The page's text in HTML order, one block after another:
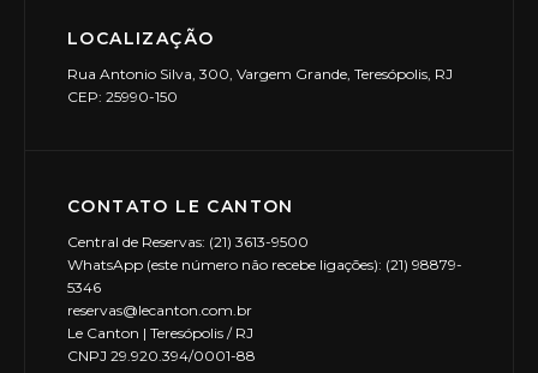
LOCALIZAÇÃO
Rua Antonio Silva, 300, Vargem Grande, Teresópolis, RJ
CEP: 25990-150
CONTATO LE CANTON
Central de Reservas: (21) 3613-9500
WhatsApp (este número não recebe ligações): (21) 98879-
5346
reservas@lecanton.com.br
Le Canton | Teresópolis / RJ
CNPJ 29.920.394/0001-88